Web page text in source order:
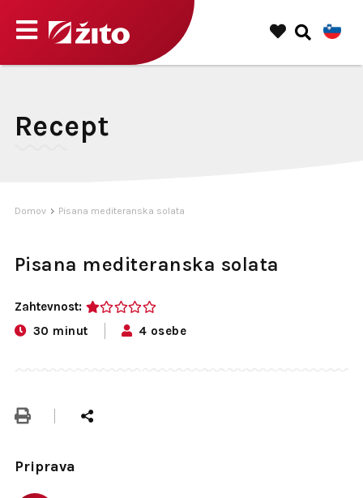
Recept
Domov Pisana mediteranska solata
Pisana mediteranska solata
Zahtevnost:
30 minut 4 osebe
Priprava